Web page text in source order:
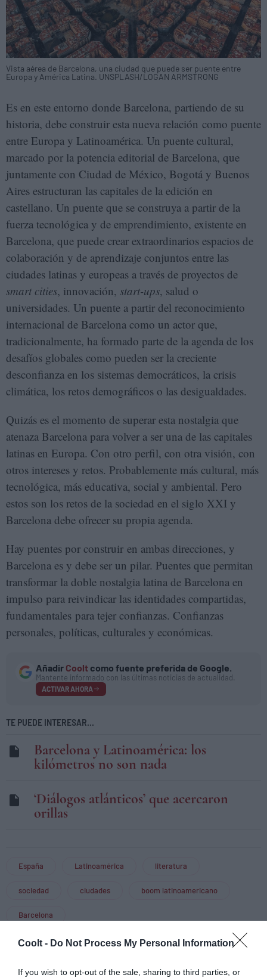
Coolt - Do Not Process My Personal Information
If you wish to opt-out of the sale, sharing to third parties, or
Vista aérea de Barcelona, una ciudad que puede ser puente entre
Europa y América Latina. UNSPLASH/LOGAN ARMSTRONG
Es en este entorno donde Barcelona, partiendo de su
historia, debe construir esta nueva relación como puente
entre Europa y Latinoamérica. Un puente cultural,
marcado por la potencia editorial de Barcelona, que
juntamente con Ciudad de México, Bogotá y Buenos
Aires estructuran las capitales de la edición en
castellano. Un puente que se construya a partir de la
fuerza tecnológica y de emprendimiento, existente en
Barcelona, que puede crear extraordinarios espacios de
colaboración y de aprendizaje conjuntos entre las
ciudades latinas y europeas a través de proyectos de
smart cities, innovación, start-ups, salud o
universidades. Un puente a partir del reconocimiento
internacional de Barcelona como un actor que,
tradicionalmente, ha formado parte de la agenda de los
desafíos globales como pueden ser la creciente
desconfianza en los sistemas democráticos, la crisis
climática, los retos demográficos o las desigualdades.
Quizás es el momento de superar esta nostalgia que
atenaza Barcelona para volver a ser una de las capitales
latinas en Europa. Con otro perfil, con otra visión, con
otros intereses y retos. Probablemente más cultural, más
tecnológica, más educativa, social y ambiental. Pero
estos son los retos de la sociedad en el siglo XXI y
Barcelona debe ofrecer su propia agenda.
Hay puentes por construir en ambas direcciones, y
Barcelona es y debe ser un pilar. Puentes que permitan
transformar la doble nostalgia latina de Barcelona en
impulso para reivindicar las identidades compartidas,
fundamentales para tejer confianzas. Confianzas
personales, políticas, culturales y económicas.
Añadir Coolt como fuente preferida de Google.
Mantente informado con las últimas noticias de actualidad.
ACTIVAR AHORA
TE PUEDE INTERESAR...
Barcelona y Latinoamérica: los
kilómetros no son nada
‘Diálogos atlánticos’ que acercaron
orillas
España Latinoamérica literatura
sociedad ciudades boom latinoamericano
Barcelona
Jordi Valls